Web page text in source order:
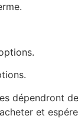
dépendront
et